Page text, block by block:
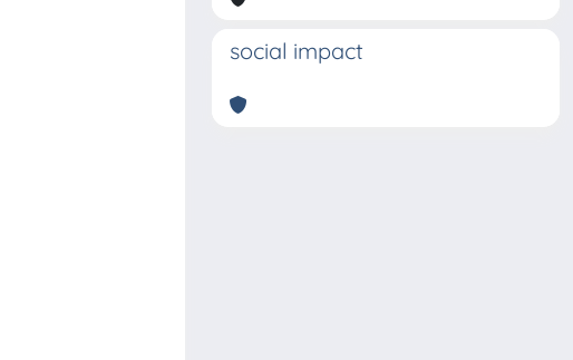
social impact